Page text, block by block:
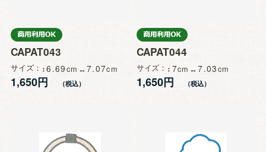
CAPAT043
サイズ 6.69 7.07
1,650円
CAPAT044
サイズ 7 7.03
1,650円